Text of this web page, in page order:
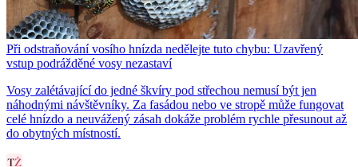
Při odstraňování vosího hnízda nedělejte tuto chybu: Uzavřený
vstup podrážděné vosy nezastaví
Vosy zalétávající do jedné škvíry pod střechou nemusí být jen
náhodnými návštěvníky. Za fasádou nebo ve stropě může fungovat
celé hnízdo a neuvážený zásah dokáže problém rychle přesunout až
do obytných místností.